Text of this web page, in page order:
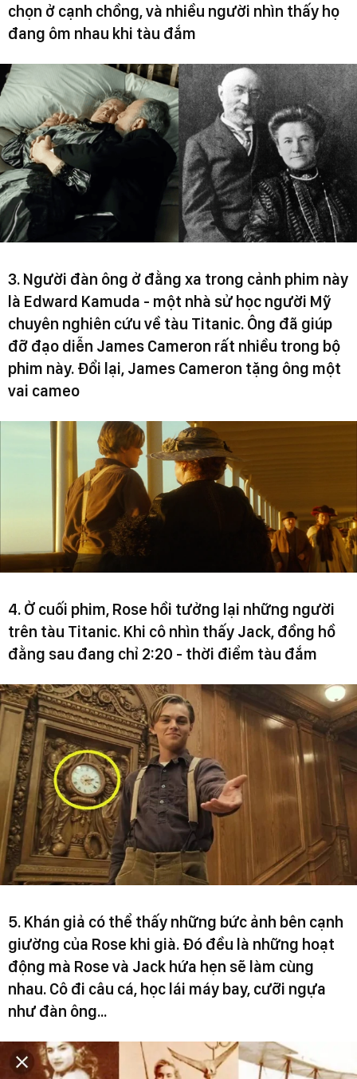
chọn ở cạnh chồng, và nhiều người nhìn thấy họ
đang ôm nhau khi tàu đắm
3. Người đàn ông ở đằng xa trong cảnh phim này
là Edward Kamuda - một nhà sử học người Mỹ
chuyên nghiên cứu về tàu Titanic. Ông đã giúp
đỡ đạo diễn James Cameron rất nhiều trong bộ
phim này. Đổi lại, James Cameron tặng ông một
vai cameo
4. Ở cuối phim, Rose hồi tưởng lại những người
trên tàu Titanic. Khi cô nhìn thấy Jack, đồng hồ
đằng sau đang chỉ 2:20 - thời điểm tàu đắm
5. Khán giả có thể thấy những bức ảnh bên cạnh
giường của Rose khi già. Đó đều là những hoạt
động mà Rose và Jack hứa hẹn sẽ làm cùng
nhau. Cô đi câu cá, học lái máy bay, cưỡi ngựa
như đàn ông...